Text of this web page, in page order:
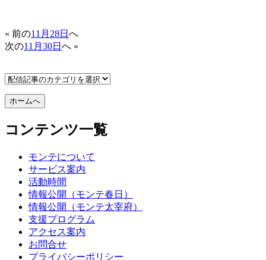
« 前の11月28日 へ
次の11月30日 へ »
コンテンツ一覧
モンテについて
サービス案内
活動時間
情報公開（モンテ春日）
情報公開（モンテ太宰府）
支援プログラム
アクセス案内
お問合せ
プライバシーポリシー